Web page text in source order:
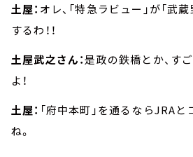
土屋： オレ、「特急ラビュー」が「武
するわ！！
土屋武之さん：是政の鉄橋とか、す
よ！
土屋： 「府中本町」を通るならJRA
ね。